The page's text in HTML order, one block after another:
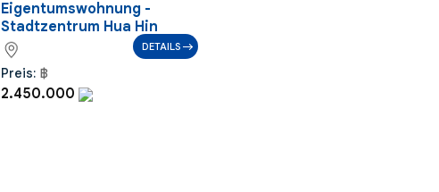
Eigentumswohnung -
Stadtzentrum Hua Hin
Preis:฿
2.450.000
DETAILS